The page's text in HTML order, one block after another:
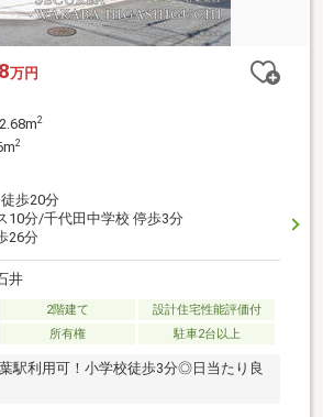
万円
2
2
歩20分
10分/千代田中学校 停歩3分
26分
井
2階建て
設計住宅性能評価付
所有権 駐車2台以上
葉駅利用可！小学校徒歩3分◎日当たり良